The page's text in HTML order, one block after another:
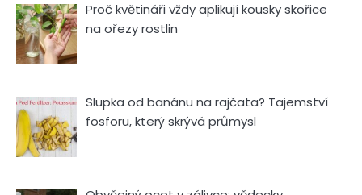
Proč květináři vždy aplikují kousky skořice
na ořezy rostlin
Slupka od banánu na rajčata? Tajemství
fosforu, který skrývá průmysl